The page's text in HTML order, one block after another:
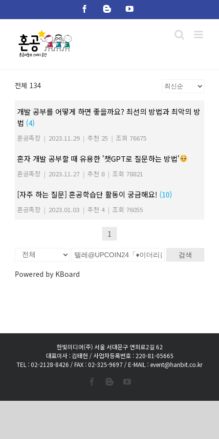
FacebookBloggerYouTube
전체 134
개발 공부를 어떻게 하면 좋을까요? 최선의 방법과 최악의 방
법 (4)
혼공족장 | 2023.11.29 | 추천 25 | 조회 76675
혼자 개발 공부할 때 유용한 '챗GPT로 질문하는 방법'
혼공족장 | 2023.11.27 | 추천 8 | 조회 78821
[자주 하는 질문] 혼공학습단 활동이 궁금해요! (10)
혼공족장 | 2023.01.03 | 추천 4 | 조회 76055
1
검색
Powered by KBoard
한빛미디어(주) 서울 서대문구 연희로2길 62
대표이사 : 김태헌 / 사업자등록번호 : 220-81-05665
TEL : 02-2128-8426 / FAX : 02-325-9697 / E-MAIL : event@hanbit.co.kr
Facebook
BloggerYouTube